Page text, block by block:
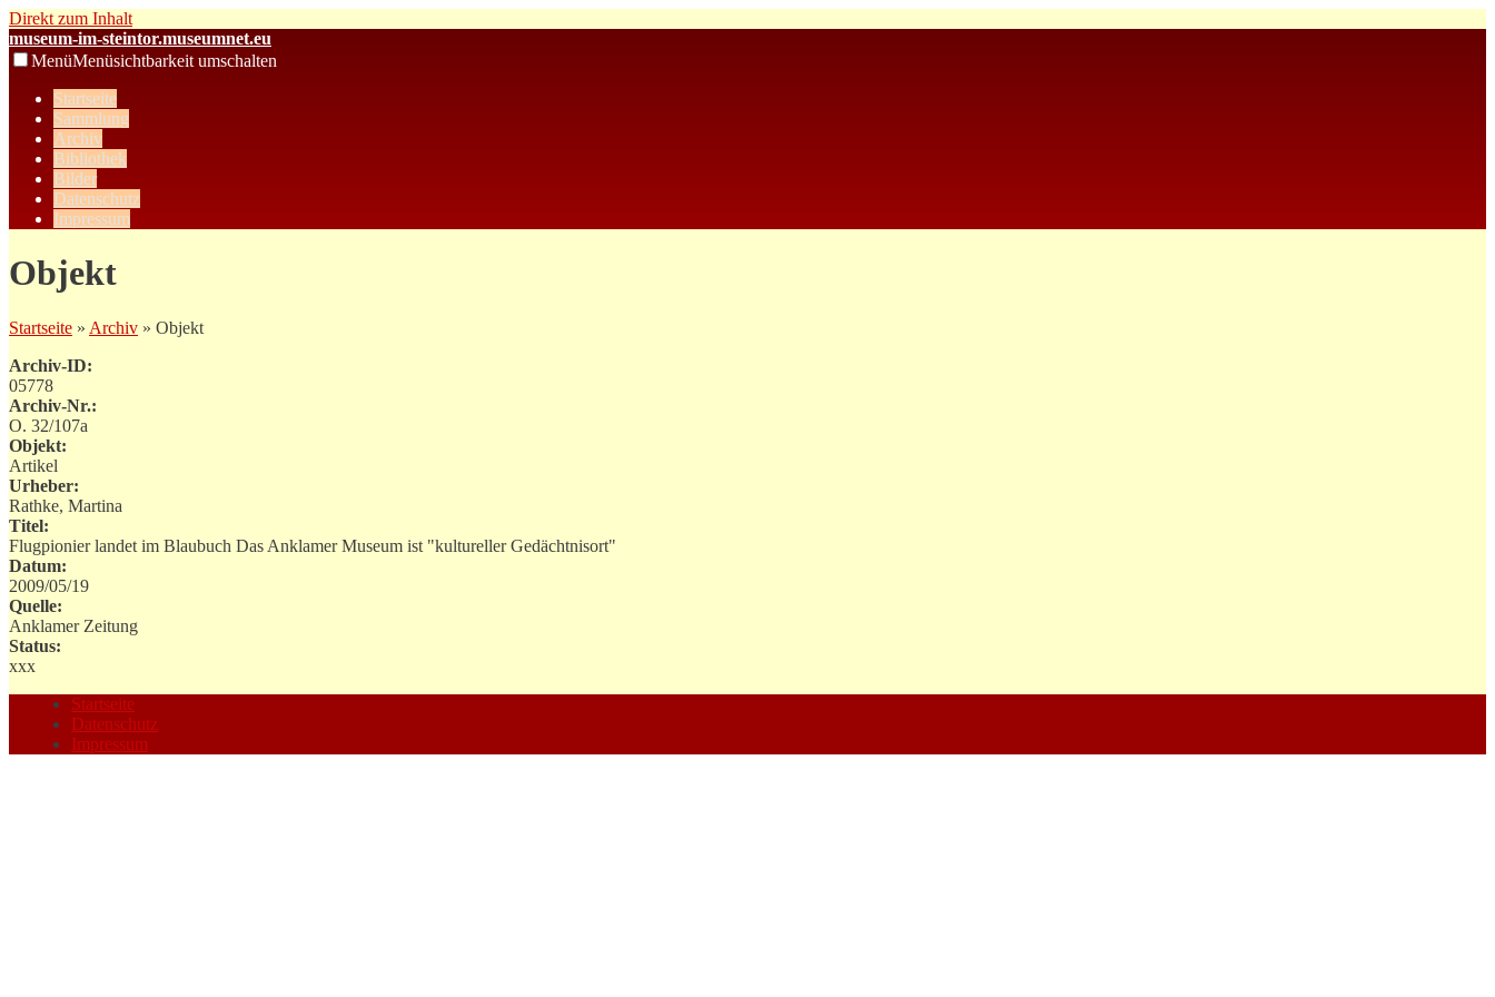
Direkt zum Inhalt
museum-im-steintor.museumnet.eu
MenüMenüsichtbarkeit umschalten
Startseite
Sammlung
Archiv
Bibliothek
Bilder
Datenschutz
Impressum
Objekt
Startseite » Archiv » Objekt
Archiv-ID:
05778
Archiv-Nr.:
O. 32/107a
Objekt:
Artikel
Urheber:
Rathke, Martina
Titel:
Flugpionier landet im Blaubuch Das Anklamer Museum ist "kultureller Gedächtnisort"
Datum:
2009/05/19
Quelle:
Anklamer Zeitung
Status:
xxx
Startseite
Datenschutz
Impressum